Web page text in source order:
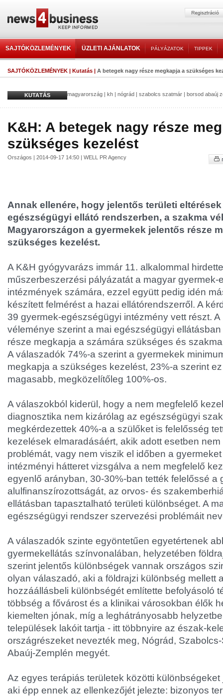
SAJTÓKÖZLEMÉNYEK ÜZLETI AJÁNLATOK PÁLYÁZATOK TIPPEK
SAJTÓKÖZLEMÉNYEK | Kutatás | A betegek nagy része megkapja a szükséges
KUTATÁS magyarország | kh | nógrád | szabolcs szatmár | borsod abaúj
K&H: A betegek nagy része
szükséges kezelést
Országos | 2014-09-17 14:50 | WELL PR Agency
Annak ellenére, hogy jelentős területi
egészségügyi ellátó rendszerben, a szakma
Magyarországon a gyermekek jelentős része
szükséges kezelést.
A K&H gyógyvarázs immár 11. alkalommal
műszerbeszerzési pályázatát a magyar gyermek-
intézmények számára, ezzel együtt pedig idén
készített felmérést a hazai ellátórendszerről. A
39 gyermek-egészségügyi intézmény vett részt.
véleménye szerint a mai egészségügyi
része megkapja a számára szükséges és
A válaszadók 74%-a szerint a gyermekek
megkapja a szükséges kezelést, 23%-a szerint
magasabb, megközelítőleg 100%-os.
A válaszokból kiderül, hogy a nem megfelelő
diagnosztika nem kizárólag az egészségügyi
megkérdezettek 40%-a a szülőket is felelősség
kezelések elmaradásáért, akik adott esetben
problémát, vagy nem viszik el időben a
intézményi hátteret vizsgálva a nem megfelelő
egyenlő arányban, 30-30%-ban tették felelőssé a
alulfinanszírozottságát, az orvos- és
ellátásban tapasztalható területi különbséget. A
egészségügyi rendszer szervezési problémáit
A válaszadók szinte egyöntetűen egyetértenek
gyermekellátás színvonalában, helyzetében
szerint jelentős különbségek vannak országos
olyan válaszadó, aki a földrajzi különbség mellett
hozzáállásbeli különbségét említette befolyásoló
többség a fővárost és a klinikai városokban élők
kiemelten jónak, míg a leghátrányosabb
települések lakóit tartja - itt többnyire az észak-
országrészeket nevezték meg, Nógrád,
Abaúj-Zemplén megyét.
Az egyes terápiás területek közötti
aki épp ennek az ellenkezőjét jelezte: bizonyos